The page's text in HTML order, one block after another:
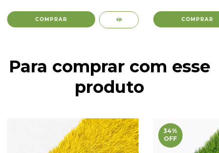
Para comprar com esse
produto
34%
OFF